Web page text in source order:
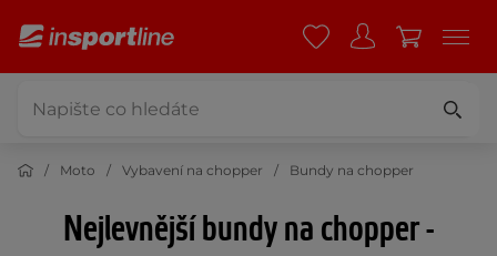
Moto Vybavení na chopper Bundy na chopper
Nejlevnější bundy na chopper -